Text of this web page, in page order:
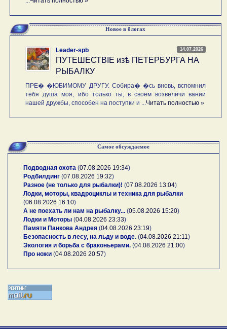
Новое в блогах
14.07.2026
Leader-spb
ПУТЕШЕСТВIE изѣ ПЕТЕРБУРГА НА
РЫБАЛКУ
ПРЕ� �ЮБИМОМУ ДРУГУ. Собира� �сь вновь, вспомнил
тебя душа моя, ибо только ты, в своем возвеличи вании
нашей дружбы, способен на поступки и ... Читать полностью »
Самое обсуждаемое
Подводная охота (07.08.2026 19:34)
Родбилдинг (07.08.2026 19:32)
Разное (не только для рыбалки)! (07.08.2026 13:04)
Лодки, моторы, квадроциклы и техника для рыбалки
(06.08.2026 16:10)
А не поехать ли нам на рыбалку... (05.08.2026 15:20)
Лодки и Моторы (04.08.2026 23:33)
Памяти Панкова Андрея (04.08.2026 23:19)
Безопасность в лесу, на льду и воде. (04.08.2026 21:11 )
Экология и борьба с браконьерами. (04.08.2026 21:00)
Про ножи (04.08.2026 20:57)